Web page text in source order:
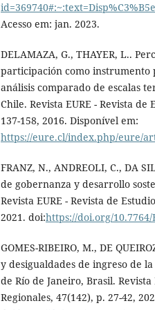
Acesso em: jan. 2023.
DELAMAZA, G., THAYER, L..
participación como instrumento
análisis comparado de escalas
Chile. Revista EURE - Revista
137-158, 2016. Disponível em:
https://eure.cl/index.php/eure/
FRANZ, N., ANDREOLI, C., DA
de gobernanza y desarrollo
Revista EURE - Revista de
2021. doi:https://doi.org/10.7764/
GOMES-RIBEIRO, M., DE
y desigualdades de ingreso de
de Río de Janeiro, Brasil.
Regionales, 47(142), p. 27-42,